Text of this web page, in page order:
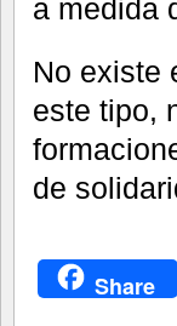
a medida
No existe
este tipo,
de
Share